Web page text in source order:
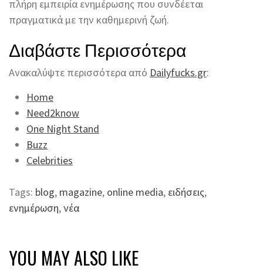
πλήρη εμπειρία ενημέρωσης που συνδέεται
πραγματικά με την καθημερινή ζωή.
Διαβάστε Περισσότερα
Ανακαλύψτε περισσότερα από Dailyfucks.gr:
Home
Need2know
One Night Stand
Buzz
Celebrities
Tags: blog, magazine, online media, ειδήσεις,
ενημέρωση,νέα
YOU MAY ALSO LIKE